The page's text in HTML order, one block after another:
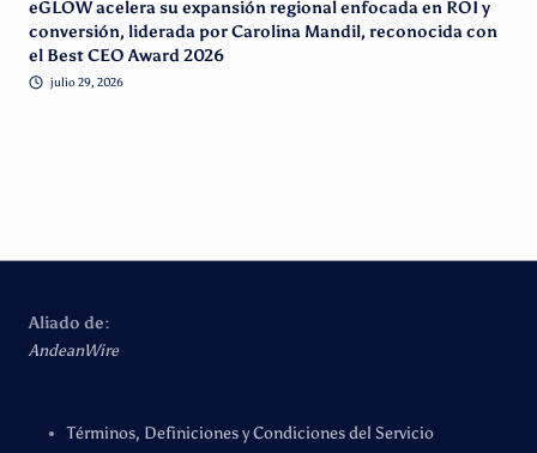
eGLOW acelera su expansión regional enfocada en ROI y
conversión, liderada por Carolina Mandil, reconocida con
el Best CEO Award 2026
julio 29, 2026
Aliado de:
AndeanWire
Términos, Definiciones y Condiciones del Servicio